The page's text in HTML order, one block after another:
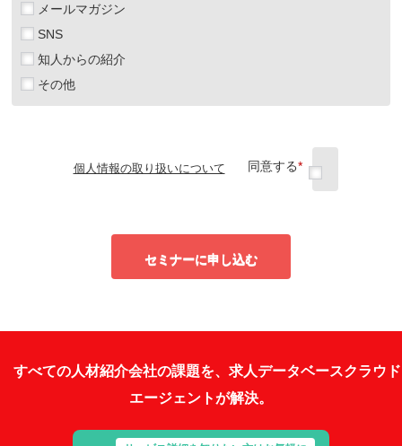
メールマガジン
SNS
知人からの紹介
その他
個人情報の取り扱いについて *
同意する
セミナーに申し込む
すべての人材紹介会社の課題を、求人データベースクラウド
エージェントが解決。